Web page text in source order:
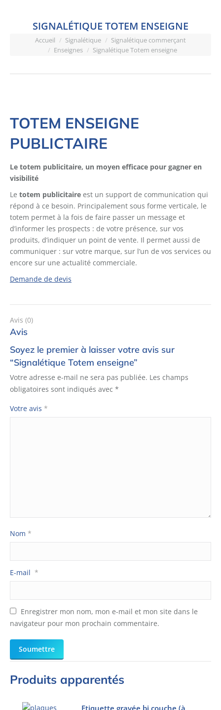
SIGNALÉTIQUE TOTEM ENSEIGNE
Vous êtes ici :
Accueil Signalétique
Signalétique commerçant
Enseignes
Signalétique Totem enseigne
TOTEM ENSEIGNE
PUBLICTAIRE
Le totem publicitaire, un moyen efficace pour gagner en
visibilité
Le totem publicitaire est un support de communication qui
répond à ce besoin. Principalement sous forme verticale, le
totem permet à la fois de faire passer un message et
d’informer les prospects : de votre présence, sur vos
produits, d’indiquer un point de vente. Il permet aussi de
communiquer : sur votre marque, sur l’un de vos services ou
encore sur une actualité commerciale.
Demande de devis
Avis (0)
Avis
Soyez le premier à laisser votre avis sur
“Signalétique Totem enseigne”
Votre adresse e-mail ne sera pas publiée. Les champs
obligatoires sont indiqués avec *
Votre avis *
Nom *
E-mail *
Enregistrer mon nom, mon e-mail et mon site dans le
navigateur pour mon prochain commentaire.
Produits apparentés
Etiquette gravée bi couche (à